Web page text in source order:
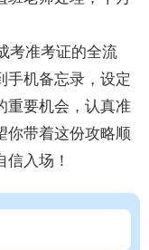
考准考证的全流
手机备忘录，设定
重要机会，认真准
你带着这份攻略顺
入场！